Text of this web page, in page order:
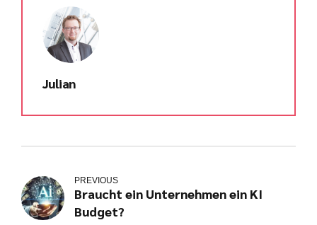
Julian
PREVIOUS
Braucht ein Unternehmen ein KI
Budget?
julian-funke.de